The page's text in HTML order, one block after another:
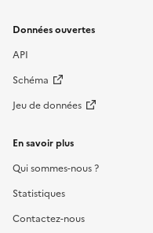
Données ouvertes
API
Schéma
Jeu de données
En savoir plus
Qui sommes-nous ?
Statistiques
Contactez-nous